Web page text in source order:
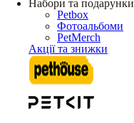
Набори та подарунки
Petbox
Фотоальбоми
PetMerch
Акції та знижки